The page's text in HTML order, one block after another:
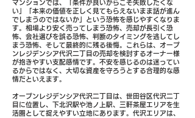
マンションでは、「条件が良いからこそ失敗したくな
い」「本来の価値を正しく見てもらえないまま話が進ん
でしまうのではないか」という恐怖を感じやすくなりま
す。相場より安く売ってしまう恐怖、売却が長引く恐
怖、会社選びを誤る恐怖、判断のタイミングを逃してし
まう恐怖、そして最終的に残る後悔。これらは、オープ
ンレジデンシア代沢二丁目の売却を検討するオーナー様
が抱きやすい支配感情です。不安を感じるのは迷ってい
るからではなく、大切な資産を守ろうとする合理的な感
情だといえます。
オープンレジデンシア代沢二丁目は、世田谷区代沢二丁
目に位置し、下北沢駅や池ノ上駅、三軒茶屋エリアを生
活圏として捉えやすい立地にあります。代沢エリアは、